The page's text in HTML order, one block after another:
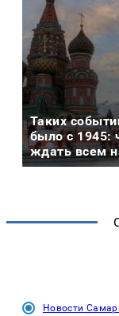
Таких
было с 1945:
ждать всем
Новости